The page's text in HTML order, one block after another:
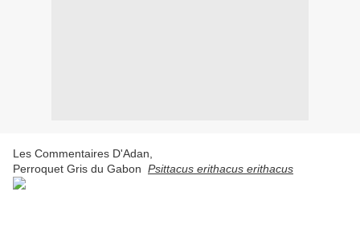
Les Commentaires D'Adan,
Perroquet Gris du Gabon Psittacus erithacus erithacus